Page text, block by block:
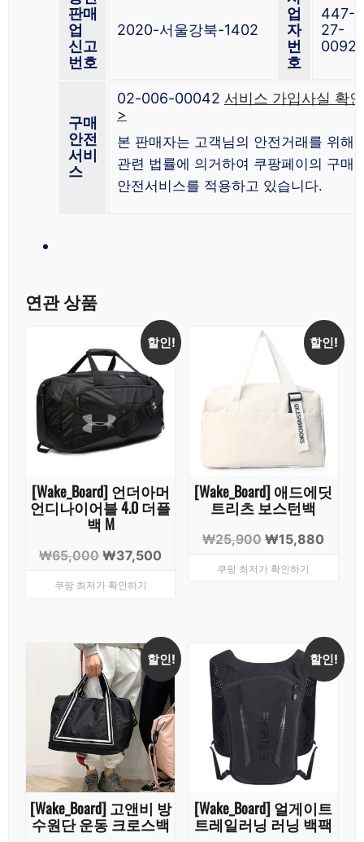
판매
업
신고
번호
2020-서울강북-1402
업
자
번
호
447-
27-
구매
안전
서비
스
02-006-00042 서비스 가입사실 확인
>
본 판매자는 고객님의 안전거래를 위해
관련 법률에 의거하여 쿠팡페이의 구매
안전서비스를 적용하고 있습니다.
연관 상품
할인!
[Wake_Board] 언더아머
언디나이어블 4.0 더플
백 M
₩65,000 원
가
₩37,500
쿠팡 최저가 확인하기
할인!
[Wake_Board] 애드에딧
트리츠 보스턴백
₩25,900 원
가
₩15,880
쿠팡 최저가 확인하기
할인!
[Wake_Board] 고앤비 방
수원단 운동 크로스백
할인!
[Wake_Board] 얼게이트
트레일러닝 러닝 백팩